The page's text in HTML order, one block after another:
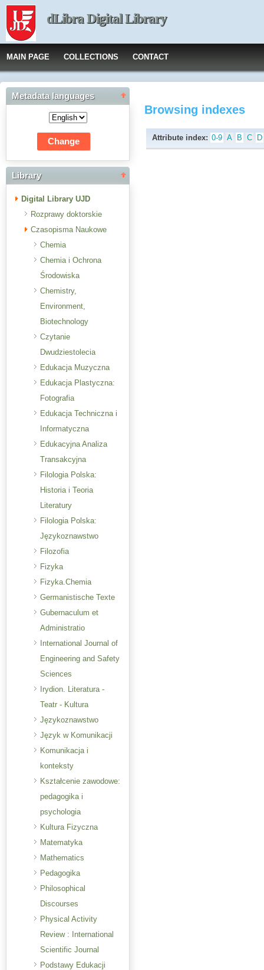
dLibra Digital Library
MAIN PAGE COLLECTIONS CONTACT
Metadata languages
Library
Digital Library UJD
Rozprawy doktorskie
Czasopisma Naukowe
Chemia
Chemia i Ochrona
Środowiska
Chemistry,
Environment,
Biotechnology
Czytanie
Dwudziestolecia
Edukacja Muzyczna
Edukacja Plastyczna:
Fotografia
Edukacja Techniczna i
Informatyczna
Edukacyjna Analiza
Transakcyjna
Filologia Polska:
Historia i Teoria
Literatury
Filologia Polska:
Językoznawstwo
Filozofia
Fizyka
Fizyka.Chemia
Germanistische Texte
Gubernaculum et
Administratio
International Journal of
Engineering and Safety
Sciences
Irydion. Literatura -
Teatr - Kultura
Językoznawstwo
Język w Komunikacji
Komunikacja i
konteksty
Kształcenie zawodowe:
pedagogika i
psychologia
Kultura Fizyczna
Matematyka
Mathematics
Pedagogika
Philosophical
Discourses
Physical Activity
Review : International
Scientific Journal
Podstawy Edukacji
Browsing indexes
Attribute index: 0-9 A B C D